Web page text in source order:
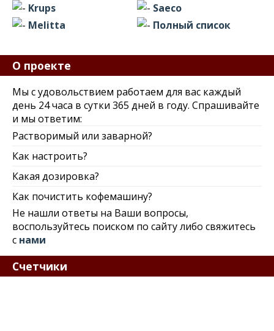
Krups
Melitta
Saeco
Полный список
О проекте
Мы с удовольствием работаем для вас каждый
день 24 часа в сутки 365 дней в году. Спрашивайте
и мы ответим:
Растворимый или заварной?
Как настроить?
Какая дозировка?
Как почистить кофемашину?
Не нашли ответы на Ваши вопросы,
воспользуйтесь поиском по сайту либо свяжитесь
с нами
Счетчики